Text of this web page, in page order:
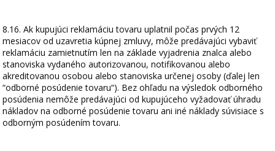
8.16. Ak kupujúci reklamáciu tovaru uplatnil počas prvých 12
mesiacov od uzavretia kúpnej zmluvy, môže predávajúci vybaviť
reklamáciu zamietnutím len na základe vyjadrenia znalca alebo
stanoviska vydaného autorizovanou, notifikovanou alebo
akreditovanou osobou alebo stanoviska určenej osoby (ďalej len
“odborné posúdenie tovaru“). Bez ohľadu na výsledok odborného
posúdenia nemôže predávajúci od kupujúceho vyžadovať úhradu
nákladov na odborné posúdenie tovaru ani iné náklady súvisiace s
odborným posúdením tovaru.